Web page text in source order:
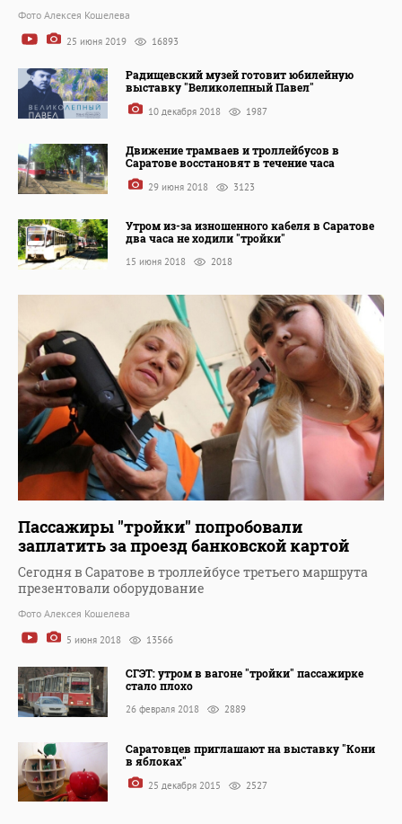
Фото Алексея Кошелева
25 июня 2019 16893
Радищевский музей готовит юбилейную
выставку "Великолепный Павел"
10 декабря 2018 1987
Движение трамваев и троллейбусов в
Саратове восстановят в течение часа
29 июня 2018 3123
Утром из-за изношенного кабеля в Саратове
два часа не ходили "тройки"
15 июня 2018 2018
Пассажиры "тройки" попробовали
заплатить за проезд банковской картой
Сегодня в Саратове в троллейбусе третьего маршрута
презентовали оборудование
Фото Алексея Кошелева
5 июня 2018 13566
СГЭТ: утром в вагоне "тройки" пассажирке
стало плохо
26 февраля 2018 2889
Саратовцев приглашают на выставку "Кони
в яблоках"
25 декабря 2015 2527